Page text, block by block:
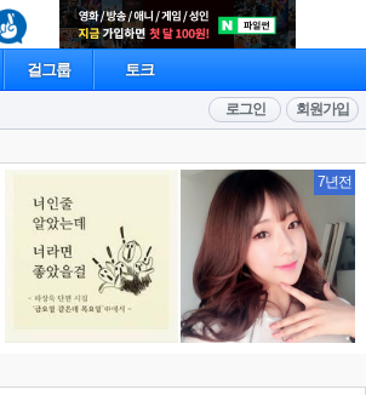
걸그룹 토크
회원가입
로그인
7년전